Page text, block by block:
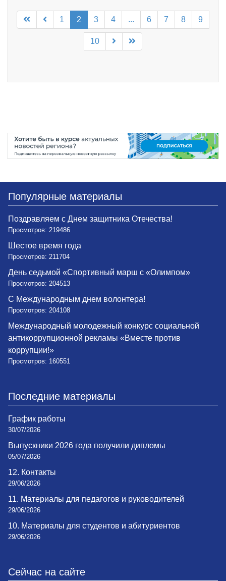
1 2 3 4 ... 6 7 8 9
10
Популярные материалы
Поздравляем с Днем защитника Отечества!
Просмотров: 219486
Шестое время года
Просмотров: 211704
День седьмой «Спортивный марш с «Олимпом»
Просмотров: 204513
С Международным днем волонтера!
Просмотров: 204108
Международный молодежный конкурс социальной
антикоррупционной рекламы «Вместе против
коррупции!»
Просмотров: 160551
Последние материалы
График работы
30/07/2026
Выпускники 2026 года получили дипломы
05/07/2026
12. Контакты
29/06/2026
11. Материалы для педагогов и руководителей
29/06/2026
10. Материалы для студентов и абитуриентов
29/06/2026
Сейчас на сайте